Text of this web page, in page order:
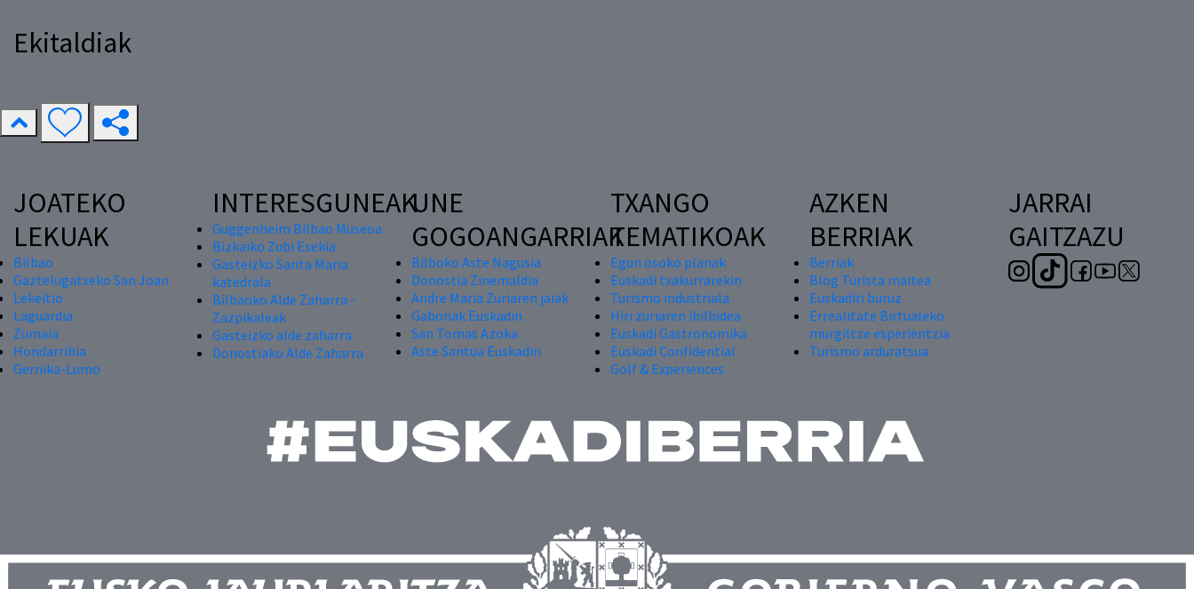
Ekitaldiak
JOATEKO
LEKUAK
Bilbao
Gaztelugatxeko San Joan
Lekeitio
Laguardia
Zumaia
Hondarribia
Gernika-Lumo
INTERESGUNEAK
Guggenheim Bilbao Museoa
Bizkaiko Zubi Esekia
Gasteizko Santa Maria
katedrala
Bilbaoko Alde Zaharra -
Zazpikaleak
Gasteizko alde zaharra
Donostiako Alde Zaharra
UNE
GOGOANGARRIAK
Bilboko Aste Nagusia
Donostia Zinemaldia
Andre Maria Zuriaren jaiak
Gabonak Euskadin
San Tomas Azoka
Aste Santua Euskadin
TXANGO
TEMATIKOAK
Egun osoko planak
Euskadi txakurrarekin
Turismo industriala
Hiri zuriaren ibilbidea
Euskadi Gastronomika
Euskadi Confidential
Golf & Experiences
AZKEN
BERRIAK
Berriak
Blog Turista maitea
Euskadiri buruz
Errealitate Birtualeko
murgiltze esperientzia
Turismo arduratsua
JARRAI
GAITZAZU